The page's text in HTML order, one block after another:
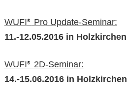
WUFI® Pro Update-Seminar:
11.-12.05.2016 in Holzkirchen
WUFI® 2D-Seminar:
14.-15.06.2016 in Holzkirchen